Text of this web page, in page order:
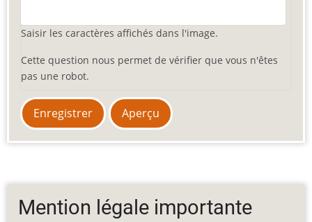
Saisir les caractères affichés dans l'image.
Cette question nous permet de vérifier que vous n'êtes
pas une robot.
Mention légale importante